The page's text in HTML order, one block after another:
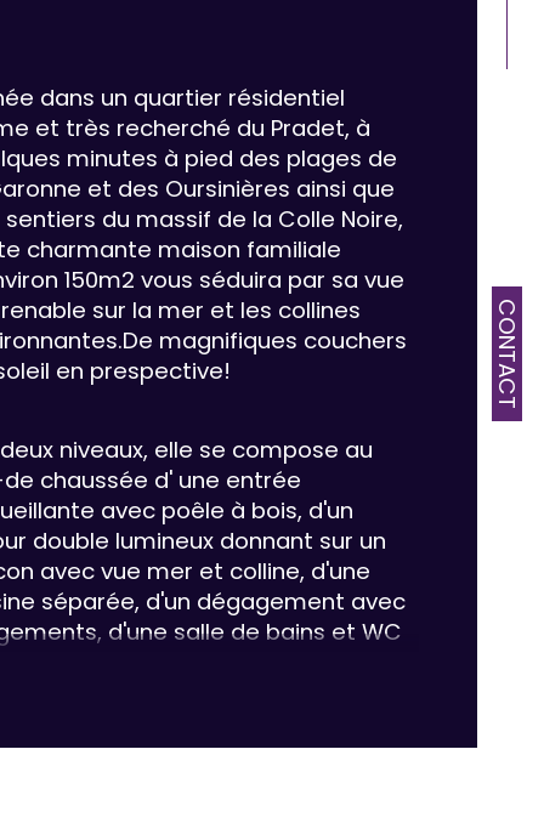
CONTACT
Valeurs
de chambre(s)
de pièces
de niveaux
dans un quartier résidentiel
et très recherché du Pradet, à
minutes à pied des plages de
et des Oursinières ainsi que
du massif de la Colle Noire,
charmante maison familiale
150m2 vous séduira par sa vue
sur la mer et les collines
magnifiques couchers
en prespective!
niveaux, elle se compose au
chaussée d' une entrée
avec poêle à bois, d'un
double lumineux donnant sur un
avec vue mer et colline, d'une
séparée, d'un dégagement avec
d'une salle de bains et WC
exposée sud.